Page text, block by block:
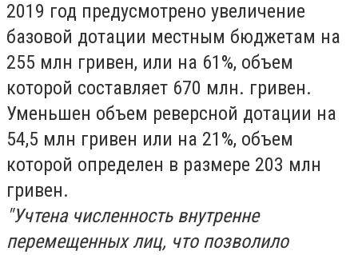
2019 год предусмотрено увеличение
базовой дотации местным бюджетам на
255 млн гривен, или на 61%, объем
которой составляет 670 млн. гривен.
Уменьшен объем реверсной дотации на
54,5 млн гривен или на 21%, объем
которой определен в размере 203 млн
гривен.
"Учтена численность внутренне
перемещенных лиц, что позволило